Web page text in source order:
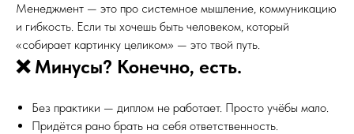
Менеджмент — это про системное мышление, коммуникацию
и гибкость. Если ты хочешь быть человеком, который
«собирает картинку целиком» — это твой путь.
❌ Минусы? Конечно, есть.
Без практики — диплом не работает. Просто учёбы мало.
Придётся рано брать на себя ответственность.